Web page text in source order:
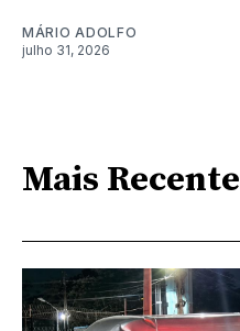
MÁRIO ADOLFO
julho 31, 2026
Mais